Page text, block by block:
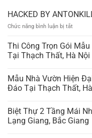
HACKED BY
Chức năng bình luận bị tắt
BY
Thi Công Trọn Gói
Tại Thạch Thất, Hà Nội
Mẫu Nhà Vườn Hiện
Đáo Tại Thạch Thất,
Biệt Thự 2 Tầng Mái
Lạng Giang, Bắc Giang